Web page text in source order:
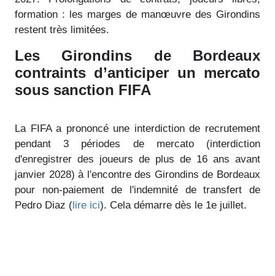
formation : les marges de manœuvre des Girondins
restent très limitées.
Les Girondins de Bordeaux
contraints d’anticiper un mercato
sous sanction FIFA
La FIFA a prononcé une interdiction de recrutement
pendant 3 périodes de mercato (interdiction
d'enregistrer des joueurs de plus de 16 ans avant
janvier 2028) à l'encontre des Girondins de Bordeaux
pour non-paiement de l'indemnité de transfert de
Pedro Diaz (lire ici). Cela démarre dès le 1e juillet.